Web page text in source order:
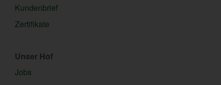
Kundenbrief
Zertifikate
Unser Hof
Jobs